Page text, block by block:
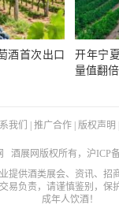
酒首次出口
开年宁
量值翻倍
我们 | 推广合作 | 版权声明
酒展网版权所有， 沪ICP
提供酒类展会、资讯、招
易负责，请谨慎鉴别，保
成年人饮酒！